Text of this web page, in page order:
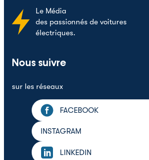
Le Média
des passionnés de voitures
électriques.
Nous suivre
sur les réseaux
FACEBOOK
INSTAGRAM
LINKEDIN